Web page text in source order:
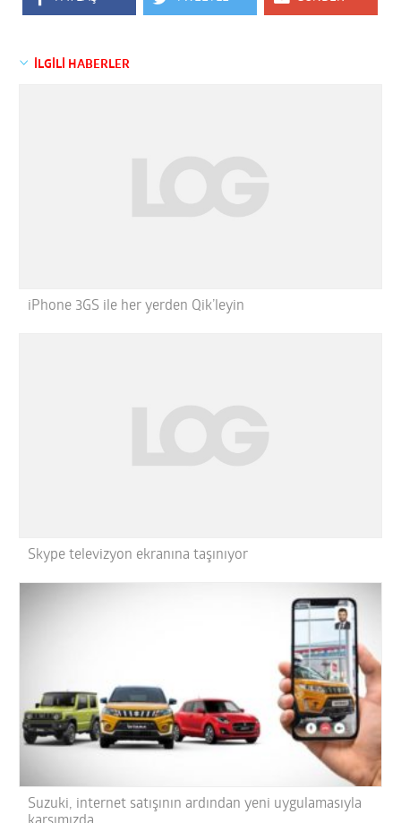
İLGİLİ HABERLER
iPhone 3GS ile her yerden Qik’leyin
Skype televizyon ekranına taşınıyor
Suzuki, internet satışının ardından yeni uygulamasıyla